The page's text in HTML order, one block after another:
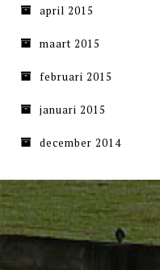
april 2015
maart 2015
februari 2015
januari 2015
december 2014